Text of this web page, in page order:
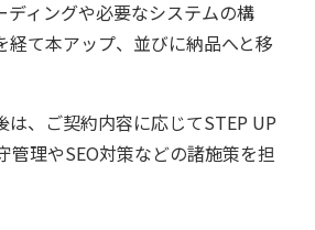
ディングや必要なシステムの構
経て本アップ、並びに納品へと移
は、ご契約内容に応じてSTEP UP
管理やSEO対策などの諸施策を担